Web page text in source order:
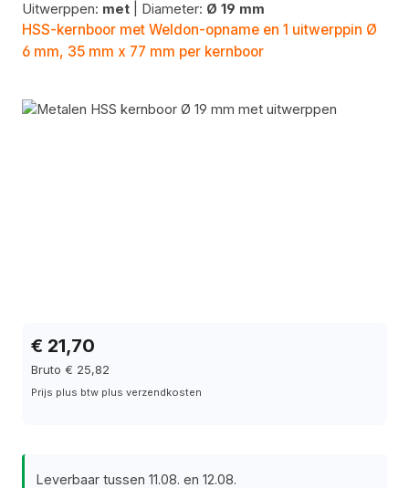
Uitwerppen: met Diameter: Ø 19 mm
HSS-kernboor met Weldon-opname en 1 uitwerppin Ø
6 mm, 35 mm x 77 mm per kernboor
Fotogalerij overslaan
€ 21,70
Bruto € 25,82
Prijs plus btw plus verzendkosten
Leverbaar tussen 11.08. en 12.08.